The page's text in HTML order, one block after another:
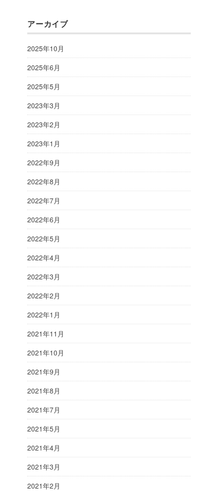
アーカイブ
2025年10月
2025年6月
2025年5月
2023年3月
2023年2月
2023年1月
2022年9月
2022年8月
2022年7月
2022年6月
2022年5月
2022年4月
2022年3月
2022年2月
2022年1月
2021年11月
2021年10月
2021年9月
2021年8月
2021年7月
2021年5月
2021年4月
2021年3月
2021年2月